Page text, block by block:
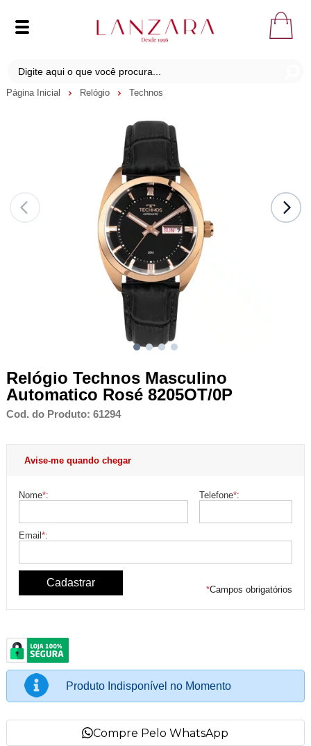
Página Inicial Relógio Technos
Relógio Technos Masculino
Automatico Rosé 8205OT/0P
Cod. do Produto: 61294
Avise-me quando chegar
Nome*: Telefone*:
Email*:
*Campos obrigatórios
Produto Indisponível no Momento
Compre Pelo WhatsApp